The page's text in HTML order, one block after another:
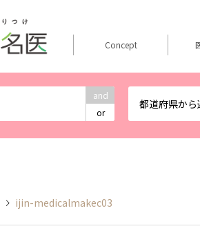
and
or
都道府県から
Concept
ijin-medicalmakec03